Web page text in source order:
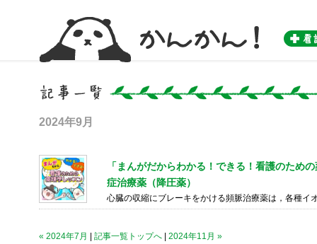
2024年9月
「まんがだからわかる！できる！看護のた
症治療薬（降圧薬）
心臓の収縮にブレーキをかける頻脈治療薬は，各種イ
« 2024年7月 記事一覧トップへ 2024年11月 »